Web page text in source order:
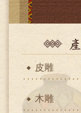
皮雕
木雕